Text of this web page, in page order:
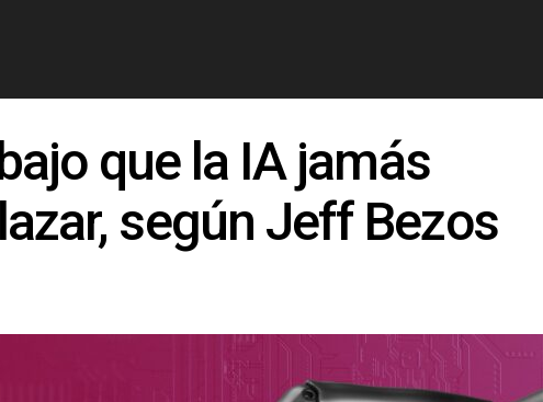
que la IA jamás
según Jeff Bezos